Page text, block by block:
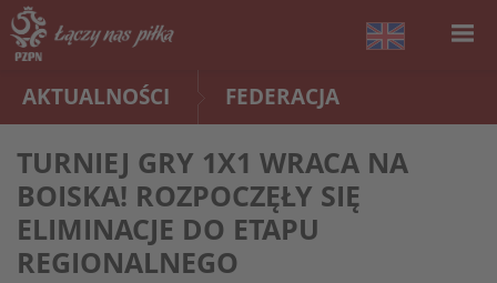
AKTUALNOŚCI FEDERACJA
TURNIEJ GRY 1X1 WRACA NA
BOISKA! ROZPOCZĘŁY SIĘ
ELIMINACJE DO ETAPU
REGIONALNEGO